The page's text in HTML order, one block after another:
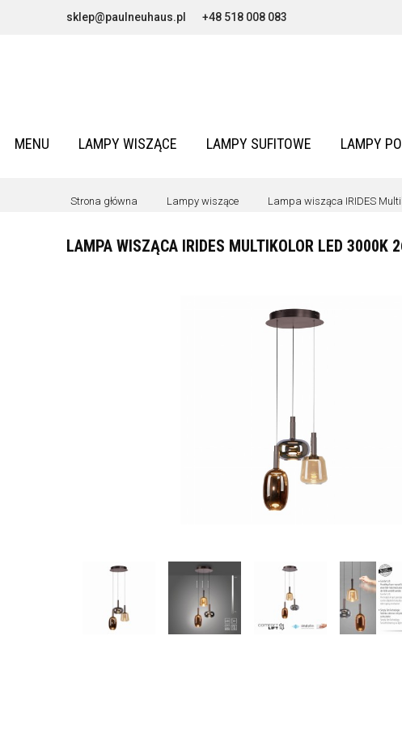
sklep@paulneuhaus.pl +48 518 008 083
MENU LAMPY WISZĄCE LAMPY SUFITOWE LAMPY
Strona główna Lampy wiszące Lampa wisząca IRIDES
LAMPA WISZĄCA IRIDES MULTIKOLOR LED 3000K